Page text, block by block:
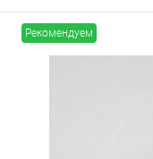
Рекомендуем